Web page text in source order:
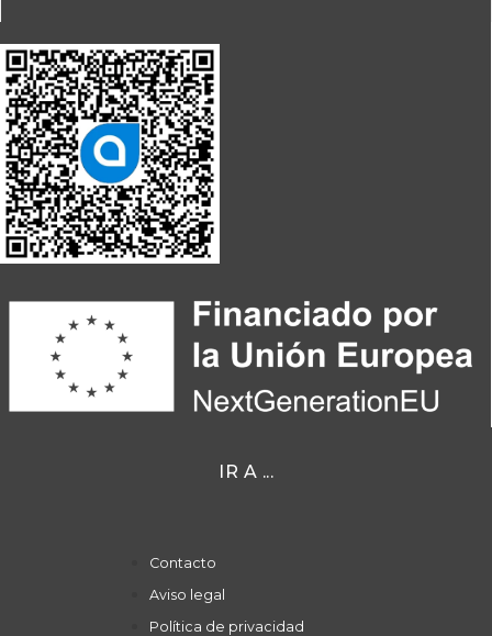
IR A ...
Contacto
Aviso legal
Política de privacidad